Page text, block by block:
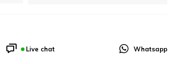
Live chat Whatsapp